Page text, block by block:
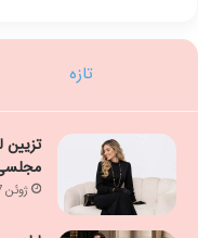
تازه
ژوئن 7, 2026